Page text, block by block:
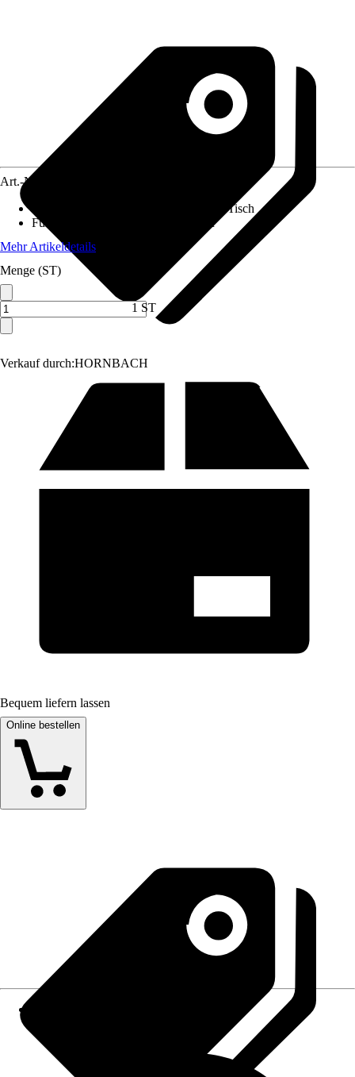
Verkauf durch:HORNBACH
Art.-Nr.
4x Sessel, Tisch
Funktionen
Rückenlehne verstellbar
Mehr Artikeldetails
Menge (ST)
1 ST
Bequem liefern lassen
Online bestellen